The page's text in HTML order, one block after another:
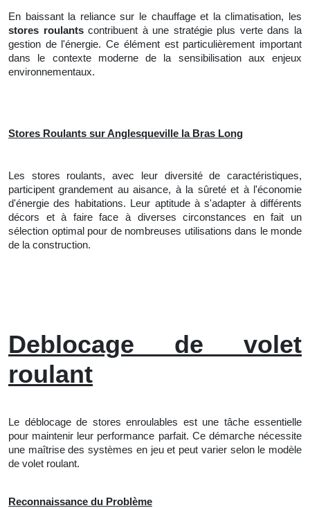
En baissant la reliance sur le chauffage et la climatisation, les
stores roulantscontribuent à une stratégie plus verte dans la
gestion de l'énergie. Ce élément est particulièrement important
dans le contexte moderne de la sensibilisation aux enjeux
environnementaux.
Stores Roulants sur Anglesqueville la Bras Long
Les stores roulants, avec leur diversité de caractéristiques,
participent grandement au aisance, à la sûreté et à l'économie
d'énergie des habitations. Leur aptitude à s'adapter à différents
décors et à faire face à diverses circonstances en fait un
sélection optimal pour de nombreuses utilisations dans le monde
de la construction.
Deblocage de volet
roulant
Le déblocage de stores enroulables est une tâche essentielle
pour maintenir leur performance parfait. Ce démarche nécessite
une maîtrise des systèmes en jeu et peut varier selon le modèle
de volet roulant.
Reconnaissance du Problème